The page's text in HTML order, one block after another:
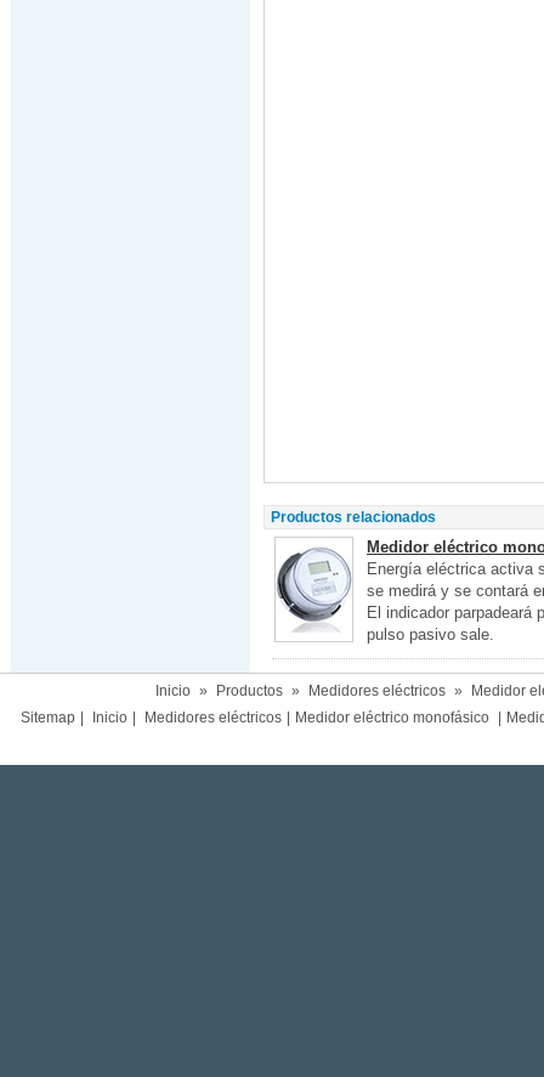
Productos relacionados
Medidor eléctrico
Energía eléctrica activa
se medirá y se contará
El indicador parpadeará
pulso pasivo sale.
Inicio » Productos » Medidores eléctricos »
Medidor
Sitemap
Inicio Medidores eléctricos Medidor eléctrico monofásico